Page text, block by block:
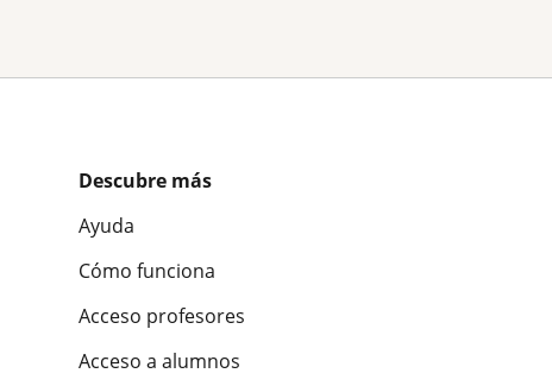
Descubre más
Ayuda
Cómo funciona
Acceso profesores
Acceso a alumnos